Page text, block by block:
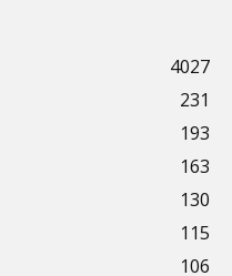
4027
231
193
163
130
115
106